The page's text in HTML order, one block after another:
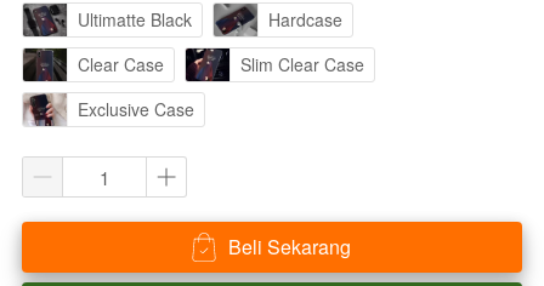
Ultimatte Black
Hardcase
Clear Case
Slim Clear Case
Exclusive Case
` Beli Sekarang